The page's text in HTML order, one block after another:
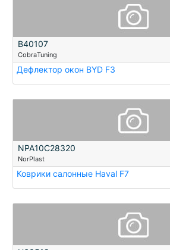
B40107
CobraTuning
Дефлектор окон BYD F3
NPA10C28320
NorPlast
Коврики салонные Haval F7